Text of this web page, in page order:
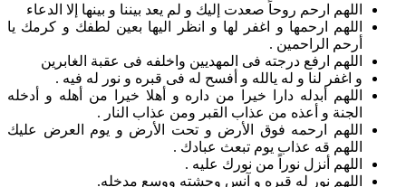
اللهم ارحم روحاً صعدت إليك و لم يعد بيننا و بينها إلا الدعاء
اللهم ارحمها و اغفر لها و انظر اليها بعين لطفك و كرمك يا
أرحم الراحمين .
اللهم ارفع درجته فى المهديين واخلفه فى عقبة الغابرين
و اغفر لنا و له يالله و أفسح له فى قبره و نور له فيه .
اللهم أبدله دارا خيرا من داره و أهلا خيرا من أهله و أدخله
الجنة و أعذه من عذاب القبر ومن عذاب النار .
اللهم ارحمه فوق الأرض و تحت الأرض و يوم العرض عليك
اللهم قه عذاب يوم تبعث عبادك .
اللهم أنزل نوراً من نورك عليه .
اللهم نور له قبره و آنس وحشته ووسع مدخله.